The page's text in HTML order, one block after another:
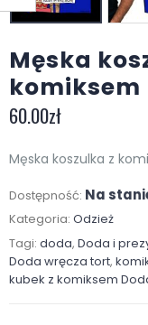
Męska
komiksem
60.00zł
Męska koszulka z
Dostępność: Na
Kategoria: Odzież
Tagi: doda, Doda i
Doda wręcza tort,
kubek z komiksem